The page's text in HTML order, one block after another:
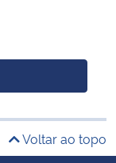
Voltar ao topo